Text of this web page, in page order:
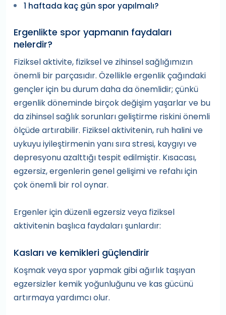
1 haftada kaç gün spor yapılmalı?
Ergenlikte spor yapmanın faydaları
nelerdir?
Fiziksel aktivite, fiziksel ve zihinsel sağlığımızın
önemli bir parçasıdır. Özellikle ergenlik çağındaki
gençler için bu durum daha da önemlidir; çünkü
ergenlik döneminde birçok değişim yaşarlar ve bu
da zihinsel sağlık sorunları geliştirme riskini önemli
ölçüde artırabilir. Fiziksel aktivitenin, ruh halini ve
uykuyu iyileştirmenin yanı sıra stresi, kaygıyı ve
depresyonu azalttığı tespit edilmiştir. Kısacası,
egzersiz, ergenlerin genel gelişimi ve refahı için
çok önemli bir rol oynar.
Ergenler için düzenli egzersiz veya fiziksel
aktivitenin başlıca faydaları şunlardır:
Kasları ve kemikleri güçlendirir
Koşmak veya spor yapmak gibi ağırlık taşıyan
egzersizler kemik yoğunluğunu ve kas gücünü
artırmaya yardımcı olur.